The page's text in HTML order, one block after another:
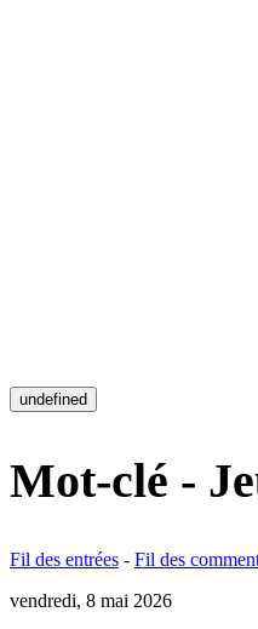
undefined
Mot-clé -
Fil des entrées - Fil des
vendredi, 8 mai 2026